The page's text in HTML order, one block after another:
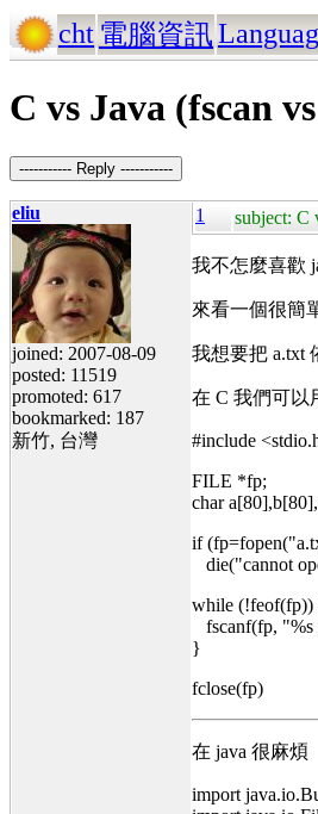
cht 電腦資訊
C vs Java (fscan
----------- Reply -----------
eliu
joined: 2007-08-09
posted: 11519
promoted: 617
bookmarked: 187
新竹, 台灣
1 subject: C
我不怎麼喜歡
來看一個很簡
我想要把 a.txt
在 C 我們可以
#include
FILE *fp;
char
if
die("cannot
while
fscanf(fp, "%s
}
fclose(fp)
在 java 很麻煩
import